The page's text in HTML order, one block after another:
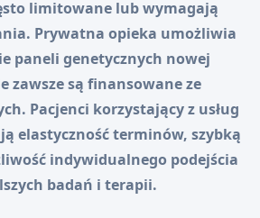
limitowane lub wymagają
Prywatna opieka umożliwia
paneli genetycznych nowej
zawsze są finansowane ze
Pacjenci korzystający z usług
elastyczność terminów, szybką
indywidualnego podejścia
badań i terapii.